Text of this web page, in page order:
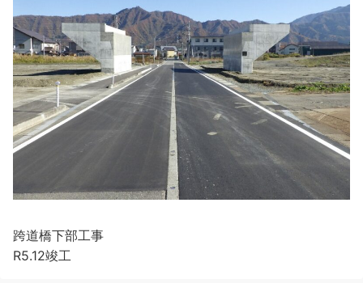
跨道橋下部工事
R5.12竣工